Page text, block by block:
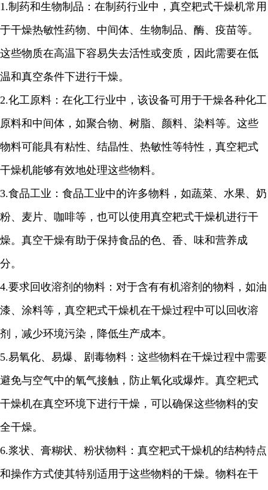
1.制药和生物制品：在制药行业中，真空耙式干燥机常用
于干燥热敏性药物、中间体、生物制品、酶、疫苗等。
这些物质在高温下容易失去活性或变质，因此需要在低
温和真空条件下进行干燥。
2.化工原料：在化工行业中，该设备可用于干燥各种化工
原料和中间体，如聚合物、树脂、颜料、染料等。这些
物料可能具有粘性、结晶性、热敏性等特性，真空耙式
干燥机能够有效地处理这些物料。
3.食品工业：食品工业中的许多物料，如蔬菜、水果、奶
粉、麦片、咖啡等，也可以使用真空耙式干燥机进行干
燥。真空干燥有助于保持食品的色、香、味和营养成
分。
4.要求回收溶剂的物料：对于含有有机溶剂的物料，如油
漆、涂料等，真空耙式干燥机在干燥过程中可以回收溶
剂，减少环境污染，降低生产成本。
5.易氧化、易爆、剧毒物料：这些物料在干燥过程中需要
避免与空气中的氧气接触，防止氧化或爆炸。真空耙式
干燥机在真空环境下进行干燥，可以确保这些物料的安
全干燥。
6.浆状、膏糊状、粉状物料：真空耙式干燥机的结构特点
和操作方式使其特别适用于这些物料的干燥。物料在干